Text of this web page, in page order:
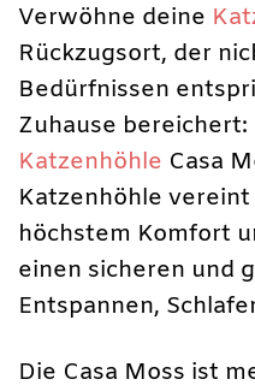
Verwöhne deine
Rückzugsort, der
Bedürfnissen
Zuhause
Katzenhöhle Casa
Katzenhöhle
höchstem Komfort
einen sicheren und
Entspannen,
Die Casa Moss ist